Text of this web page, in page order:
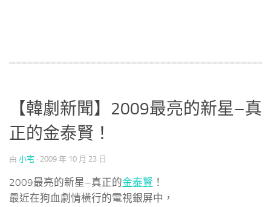
【韓劇新聞】2009最亮的新星–真
正的金泰賢！
由 小宅 · 2009 年 10 月 23 日
2009最亮的新星–真正的金泰賢 ！
最近在狗血劇情橫行的電視銀屏中，